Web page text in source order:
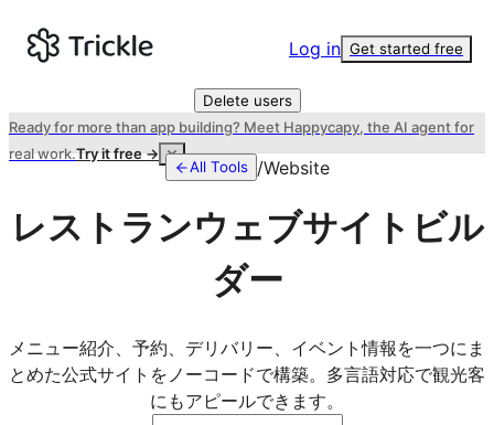
Log in Get started free
Delete users
Ready for more than app building? Meet Happycapy, the AI agent for
real work.Try it free →
All Tools /Website
レストランウェブサイトビル
ダー
メニュー紹介、予約、デリバリー、イベント情報を一つにま
とめた公式サイトをノーコードで構築。多言語対応で観光客
にもアピールできます。